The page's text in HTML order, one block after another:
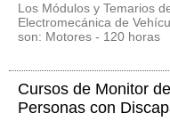
Los Módulos y Temarios
Electromecánica de
son: Motores - 120 horas
Cursos de Monitor
Personas con